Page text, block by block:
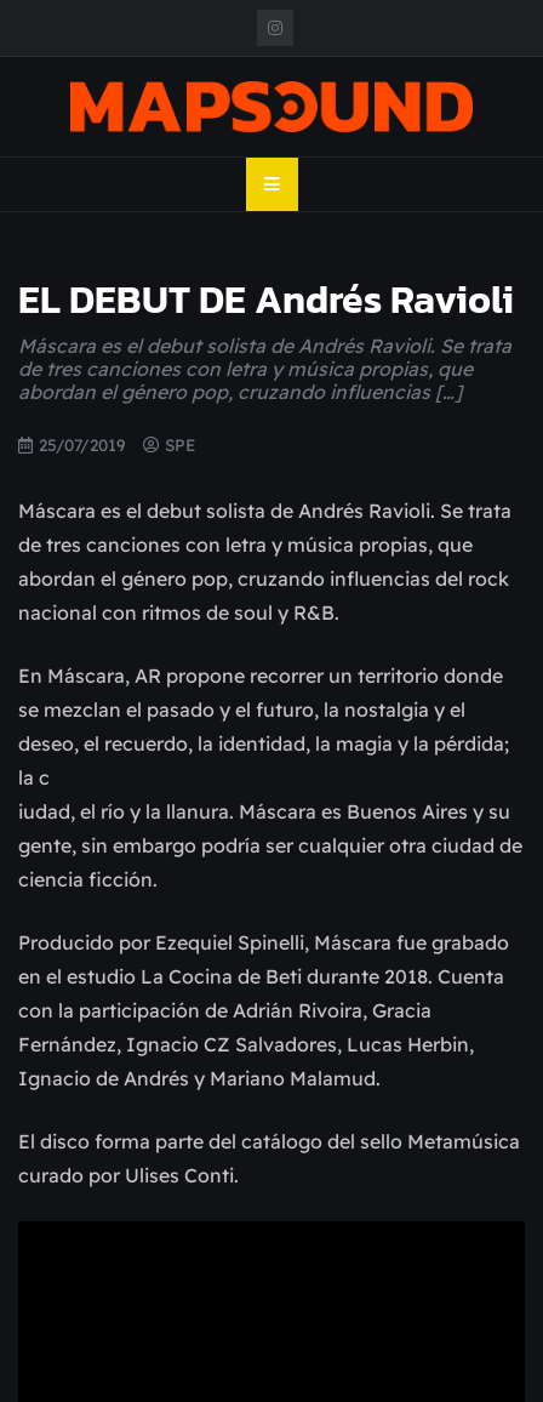
MAPSOUND
EL DEBUT DE Andrés Ravioli
Máscara es el debut solista de Andrés Ravioli. Se trata
de tres canciones con letra y música propias, que
abordan el género pop, cruzando influencias […]
25/07/2019 SPE
Máscara es el debut solista de Andrés Ravioli. Se trata
de tres canciones con letra y música propias, que
abordan el género pop, cruzando influencias del rock
nacional con ritmos de soul y R&B.
En Máscara, AR propone recorrer un territorio donde
se mezclan el pasado y el futuro, la nostalgia y el
deseo, el recuerdo, la identidad, la magia y la pérdida;
la c
iudad, el río y la llanura. Máscara es Buenos Aires y su
gente, sin embargo podría ser cualquier otra ciudad de
ciencia ficción.
Producido por Ezequiel Spinelli, Máscara fue grabado
en el estudio La Cocina de Beti durante 2018. Cuenta
con la participación de Adrián Rivoira, Gracia
Fernández, Ignacio CZ Salvadores, Lucas Herbin,
Ignacio de Andrés y Mariano Malamud.
El disco forma parte del catálogo del sello Metamúsica
curado por Ulises Conti.